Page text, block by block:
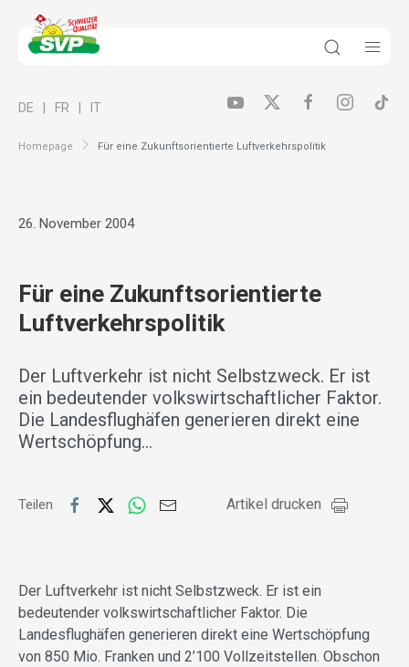
Homepage Für eine Zukunftsorientierte Luftverkehrspolitik
DE FR IT
26. November 2004
Für eine Zukunftsorientierte
Luftverkehrspolitik
Der Luftverkehr ist nicht Selbstzweck. Er ist
ein bedeutender volkswirtschaftlicher Faktor.
Die Landesflughäfen generieren direkt eine
Wertschöpfung…
Teilen Artikel drucken
Der Luftverkehr ist nicht Selbstzweck. Er ist ein
bedeutender volkswirtschaftlicher Faktor. Die
Landesflughäfen generieren direkt eine Wertschöpfung
von 850 Mio. Franken und 2’100 Vollzeitstellen. Obschon